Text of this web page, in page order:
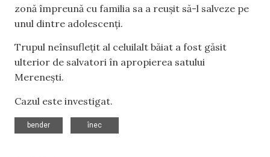
zonă împreună cu familia sa a reușit să-l salveze pe
unul dintre adolescenți.
Trupul neînsuflețit al celuilalt băiat a fost găsit
ulterior de salvatori în apropierea satului
Merenești.
Cazul este investigat.
bender
înec